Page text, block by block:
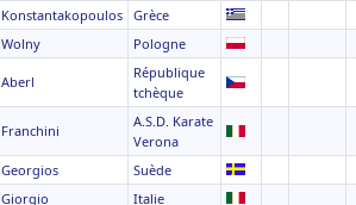
Konstantakopoulos Grèce
Wolny Pologne
Aberl
République
tchèque
Franchini
A.S.D. Karate
Verona
Georgios
Suède
Giorgio Italie